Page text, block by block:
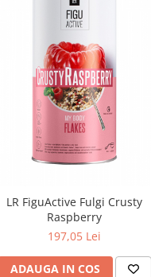
LR FiguActive Fulgi Crusty
Raspberry
197,05 Lei
ADAUGA IN COS